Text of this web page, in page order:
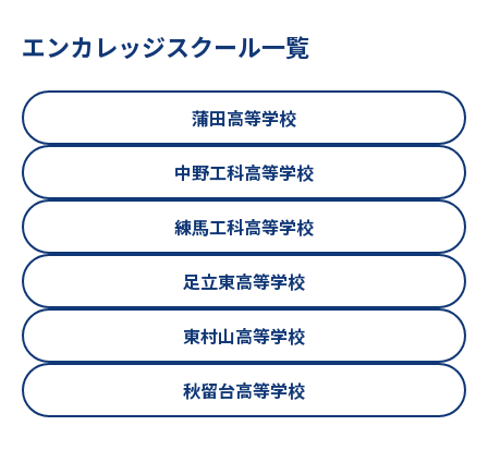
エンカレッジスクール一覧
蒲田高等学校
中野工科高等学校
練馬工科高等学校
足立東高等学校
東村山高等学校
秋留台高等学校